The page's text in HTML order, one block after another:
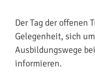
DerTag der offenen
Gelegenheit, sich
Ausbildungswege
informieren.